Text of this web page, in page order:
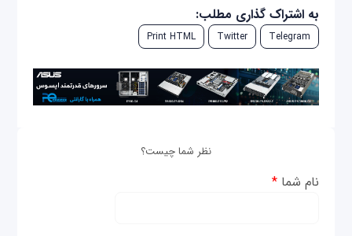
به اشتراک گذاری مطلب:
Telegram
Twitter
Print HTML
نظر شما چیست؟
نام شما*